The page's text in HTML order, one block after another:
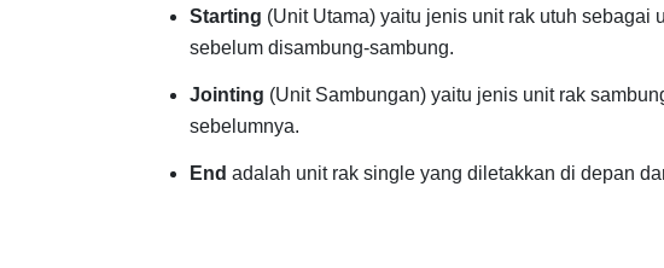
Starting (Unit Utama) yaitu jenis unit rak utuh sebagai
sebelum disambung-sambung.
Jointing (Unit Sambungan) yaitu jenis unit rak
sebelumnya.
End adalah unit rak single yang diletakkan di depan